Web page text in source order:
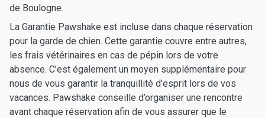
de Boulogne.
La Garantie Pawshake est incluse dans chaque réservation
pour la garde de chien. Cette garantie couvre entre autres,
les frais vétérinaires en cas de pépin lors de votre
absence. C’est également un moyen supplémentaire pour
nous de vous garantir la tranquillité d’esprit lors de vos
vacances. Pawshake conseille d’organiser une rencontre
avant chaque réservation afin de vous assurer que le